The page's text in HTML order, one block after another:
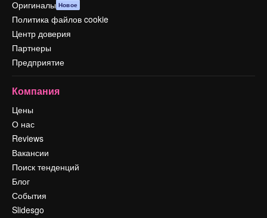
Оригиналы Новое
Политика файлов cookie
Центр доверия
Партнеры
Предприятие
Компания
Цены
О нас
Reviews
Вакансии
Поиск тенденций
Блог
События
Slidesgo